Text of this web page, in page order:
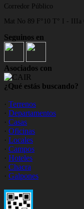
Corredor Público
Mat No 89 F°10 T° I - IIIa
Seguinos en
Asociados con
¿Qué estás buscando?
· Terrenos
· Departamentos
· Casas
· Oficinas
· Locales
· Campos
· Hoteles
· Chacra
· Galpones